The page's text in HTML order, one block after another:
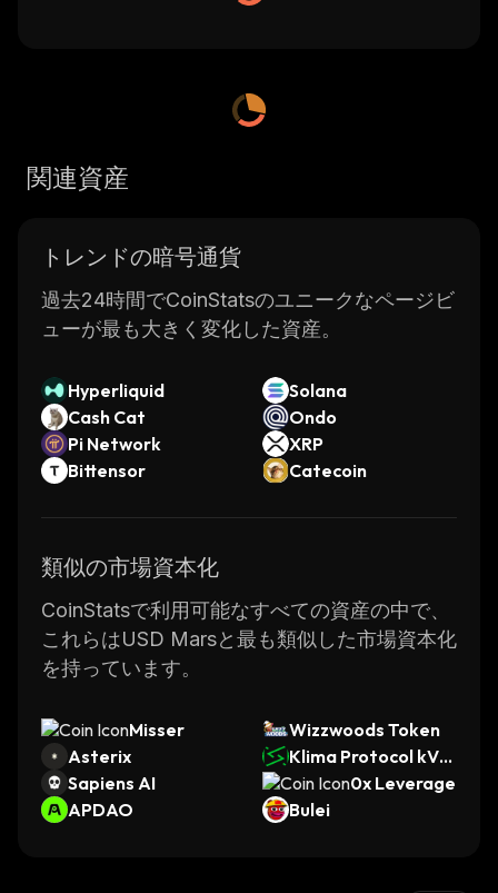
関連資産
トレンドの暗号通貨
過去24時間でCoinStatsのユニークなページビ
ューが最も大きく変化した資産。
Hyperliquid
Solana
Cash Cat
Ondo
Pi Network
XRP
Bittensor
Catecoin
類似の市場資本化
CoinStatsで利用可能なすべての資産の中で、
これらはUSD Marsと最も類似した市場資本化
を持っています。
Misser
Wizzwoods Token
Asterix
Klima Protocol kVC
M
Sapiens AI
0x Leverage
APDAO
Bulei